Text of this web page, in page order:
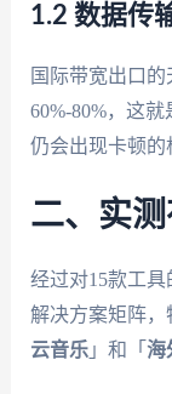
1.2 数据传
国际带宽出口
60%-80%，这
仍会出现卡顿的
二、实
经过对15款工
解决方案矩阵，
云音乐」和「 海